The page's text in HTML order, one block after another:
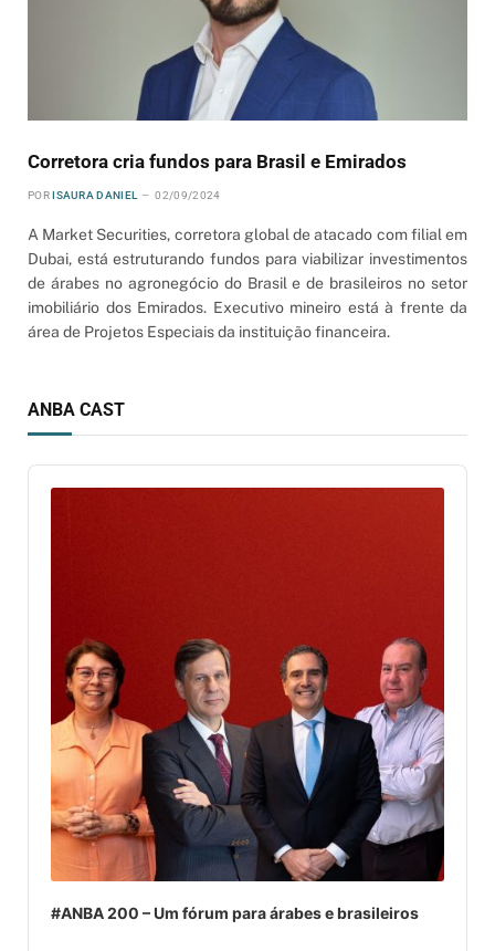
Corretora cria fundos para Brasil e Emirados
POR ISAURA DANIEL 02/09/2024
A Market Securities, corretora global de atacado com filial em
Dubai, está estruturando fundos para viabilizar investimentos
de árabes no agronegócio do Brasil e de brasileiros no setor
imobiliário dos Emirados. Executivo mineiro está à frente da
área de Projetos Especiais da instituição financeira.
ANBA CAST
Audio
Player
#ANBA 200 – Um fórum para árabes e brasileiros